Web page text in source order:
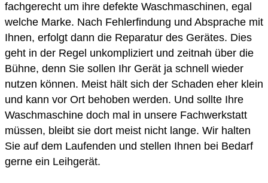
fachgerecht um ihre defekte Waschmaschinen, egal
welche Marke. Nach Fehlerfindung und Absprache mit
Ihnen, erfolgt dann die Reparatur des Gerätes. Dies
geht in der Regel unkompliziert und zeitnah über die
Bühne, denn Sie sollen Ihr Gerät ja schnell wieder
nutzen können. Meist hält sich der Schaden eher klein
und kann vor Ort behoben werden. Und sollte Ihre
Waschmaschine doch mal in unsere Fachwerkstatt
müssen, bleibt sie dort meist nicht lange. Wir halten
Sie auf dem Laufenden und stellen Ihnen bei Bedarf
gerne ein Leihgerät.